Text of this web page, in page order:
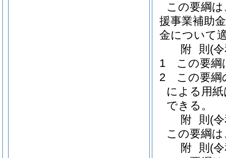
この要綱
援事業補助
金について
附 則 (
1
この要綱
2
この要綱
による用
できる。
附 則 (
この要綱
附 則 (